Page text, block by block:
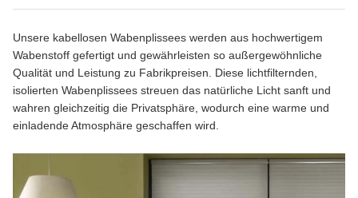
Unsere kabellosen Wabenplissees werden aus hochwertigem
Wabenstoff gefertigt und gewährleisten so außergewöhnliche
Qualität und Leistung zu Fabrikpreisen. Diese lichtfilternden,
isolierten Wabenplissees streuen das natürliche Licht sanft und
wahren gleichzeitig die Privatsphäre, wodurch eine warme und
einladende Atmosphäre geschaffen wird.